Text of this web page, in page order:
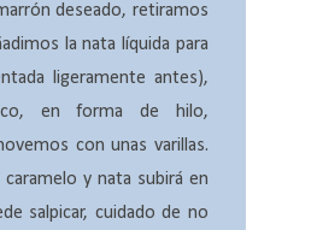
deseado, retiramos
la nata líquida para
ligeramente antes),
en forma de hilo,
con unas varillas.
caramelo y nata subirá en
salpicar, cuidado de no